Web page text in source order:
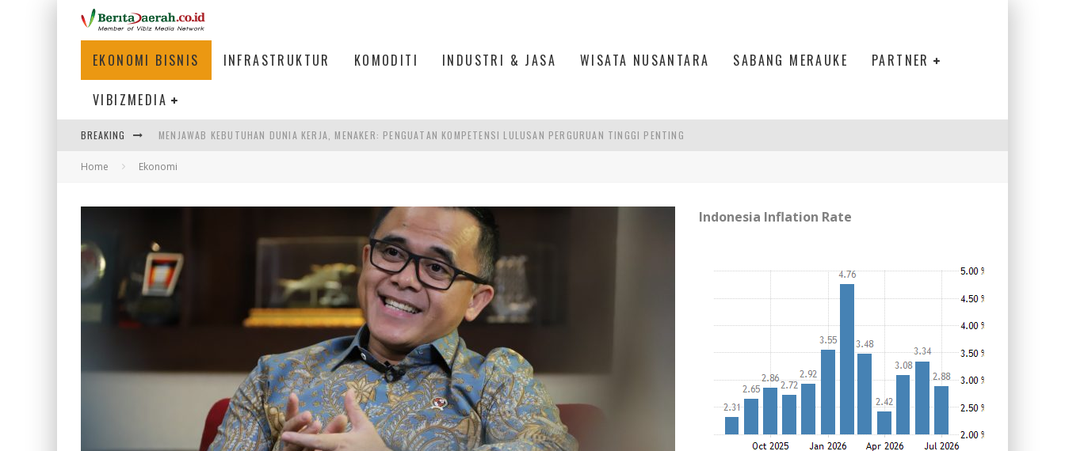
EKONOMI BISNIS INFRASTRUKTUR KOMODITI INDUSTRI & JASA WISATA NUSANTARA SABANG MERAUKE PARTNER
VIBIZMEDIA
BREAKING MENJAWAB KEBUTUHAN DUNIA KERJA, MENAKER: PENGUATAN KOMPETENSI LULUSAN PERGURUAN TINGGI PENTING
PENUMPANG MENGAMBIL BAGASI DI BANDARA SULTAN MAHMUD BADARUDDIN II, PALEMBANG
SUMATERA SEBAGAI MOTOR UTAMA INDUSTRI KEHUTANAN INDONESIA
Home Ekonomi
Indonesia Inflation Rate